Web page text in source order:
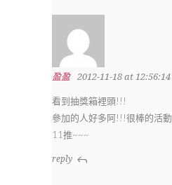
盈盈 2012-11-18 at 12:56:14
看到抽獎箱裡頭!!!
參加的人好多阿!!!很棒的活動
11推~~~
reply